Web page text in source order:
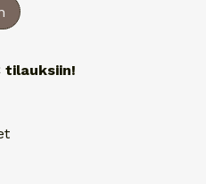
tilauksiin!